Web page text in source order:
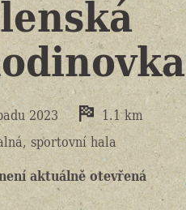
2023
1.1 km
sportovní hala
aktuálně otevřená